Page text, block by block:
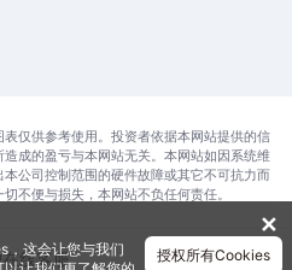
仅供参考使用。投资者依据本网站提供的信
成的盈亏与本网站无关。本网站如因系统维
公司控制范围的硬件故障或其它不可抗力而
不便与损失，本网站不负任何责任。
在线客服
✕
，这会让您与我们
授权所有Cookies